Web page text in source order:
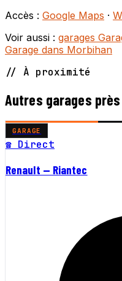
Accès : Google Maps ·
Voir aussi : garages
Garage dans Morbihan
// À proximité
Autres garages
GARAGE
☎ Direct
Renault — Riantec